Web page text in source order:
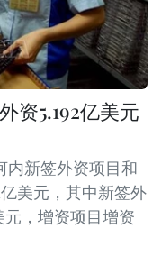
资5.192亿美元
内新签外资项目和
美元，其中新签外
元，增资项目增资